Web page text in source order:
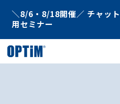
＼8/6・8/18開催／ チャッ
用セミナー